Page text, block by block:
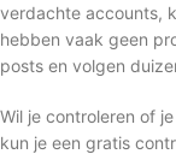
verdachte accounts,
hebben vaak geen
posts en volgen
Wil je controleren of
kun je een gratis